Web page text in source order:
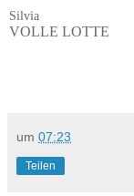
Silvia
VOLLE LOTTE
um 07:23
Teilen